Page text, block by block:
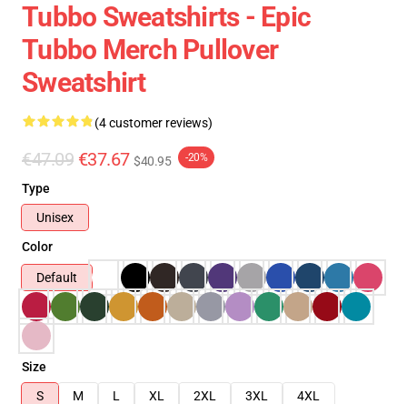
Tubbo Sweatshirts - Epic
Tubbo Merch Pullover
Sweatshirt
(4 customer reviews)
€47.09 €37.67 $40.95 -20%
Type
Unisex
Color
Default
Size
S
M L XL 2XL 3XL
4XL